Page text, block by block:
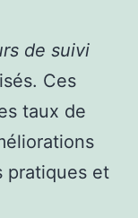
de suivi
Ces
taux de
pratiques et